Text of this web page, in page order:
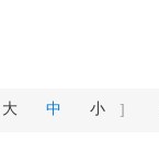
大 中 小 ]